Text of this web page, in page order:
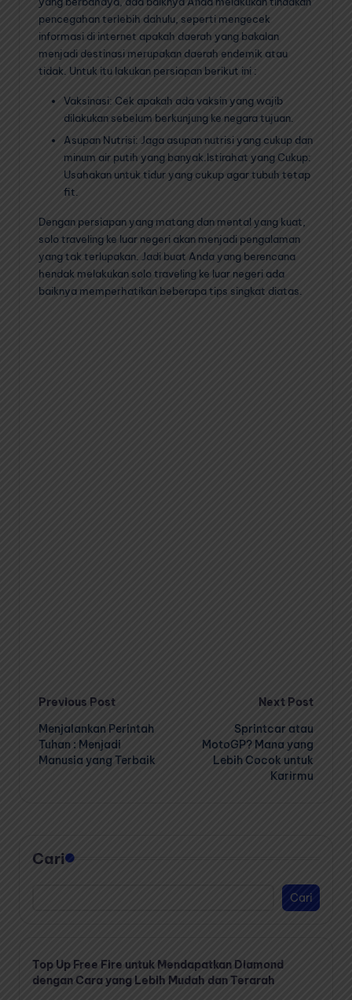
pencegahan terlebih dahulu, seperti mengecek
informasi di internet apakah daerah yang bakalan
menjadi destinasi merupakan daerah endemik atau
tidak. Untuk itu lakukan persiapan berikut ini :
Vaksinasi: Cek apakah ada vaksin yang wajib
dilakukan sebelum berkunjung ke negara tujuan.
Asupan Nutrisi: Jaga asupan nutrisi yang cukup dan
minum air putih yang banyak.Istirahat yang Cukup:
Usahakan untuk tidur yang cukup agar tubuh tetap
fit.
Dengan persiapan yang matang dan mental yang kuat,
solo traveling ke luar negeri akan menjadi pengalaman
yang tak terlupakan. Jadi buat Anda yang berencana
hendak melakukan solo traveling ke luar negeri ada
baiknya memperhatikan beberapa tips singkat diatas.
Post
navigation
Previous Post
Menjalankan Perintah
Tuhan : Menjadi
Manusia yang Terbaik
Next Post
Sprintcar atau
MotoGP? Mana yang
Lebih Cocok untuk
Karirmu
Cari
Cari
Top Up Free Fire untuk Mendapatkan Diamond
dengan Cara yang Lebih Mudah dan Terarah